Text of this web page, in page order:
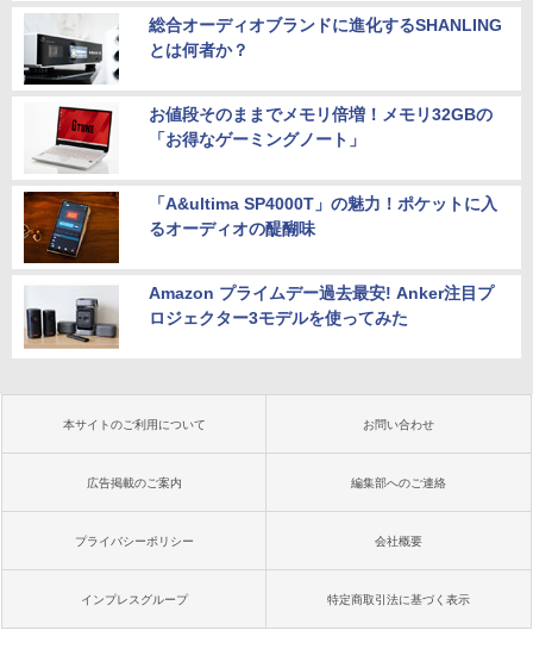
総合オーディオブランドに進化するSHANLING
とは何者か？
お値段そのままでメモリ倍増！メモリ32GBの
「お得なゲーミングノート」
「A&ultima SP4000T」の魅力！ポケットに入
るオーディオの醍醐味
Amazon プライムデー過去最安! Anker注目プ
ロジェクター3モデルを使ってみた
本サイトのご利用について お問い合わせ
広告掲載のご案内 編集部へのご連絡
プライバシーポリシー 会社概要
インプレスグループ 特定商取引法に基づく表示